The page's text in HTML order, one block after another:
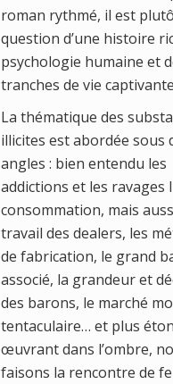
roman rythmé, il est
question d’une histoire
psychologie humaine et
tranches de vie
La thématique des
illicites est abordée sous
angles : bien entendu les
addictions et les ravages
consommation, mais
travail des dealers, les
de fabrication, le grand
associé, la grandeur et
des barons, le marché
tentaculaire… et plus
œuvrant dans l’ombre,
faisons la rencontre de